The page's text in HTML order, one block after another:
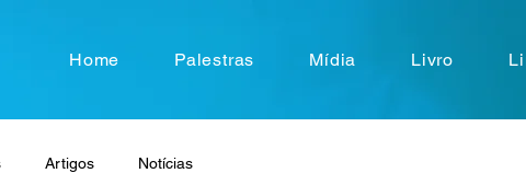
Home Palestras Mídia Livro
Artigos Notícias